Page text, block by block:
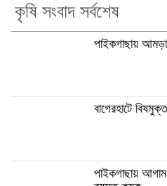
কৃষি সংবাদ সর্বশেষ
পাইকগাছায়
বাগেরহাটে
পাইকগাছায়